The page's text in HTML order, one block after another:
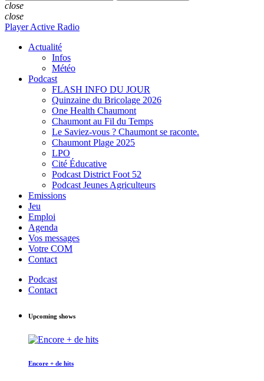
close
close
Player Active Radio
Actualité
Infos
Météo
Podcast
FLASH INFO DU JOUR
Quinzaine du Bricolage 2026
One Health Chaumont
Chaumont au Fil du Temps
Le Saviez-vous ? Chaumont se raconte.
Chaumont Plage 2025
LPO
Cité Éducative
Podcast District Foot 52
Podcast Jeunes Agriculteurs
Emissions
Jeu
Emploi
Agenda
Vos messages
Votre COM
Contact
Podcast
Contact
Upcoming shows
Encore + de hits